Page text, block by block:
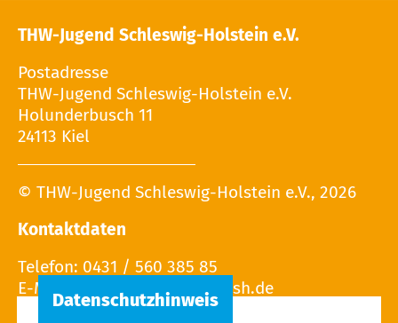
THW-Jugend Schleswig-Holstein e.V.
Postadresse
THW-Jugend Schleswig-Holstein e.V.
Holunderbusch 11
24113 Kiel
© THW-Jugend Schleswig-Holstein e.V., 2026
Kontaktdaten
Telefon: 0431 / 560 385 85
E-Mail: info (at) thw-jugend-sh.de